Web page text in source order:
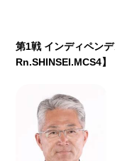
第1戦 インディペン
Rn.SHINSEI.MCS4】